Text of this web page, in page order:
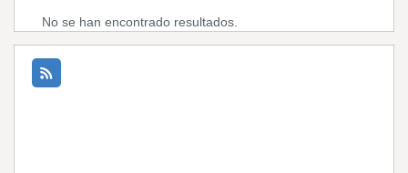
No se han encontrado resultados.